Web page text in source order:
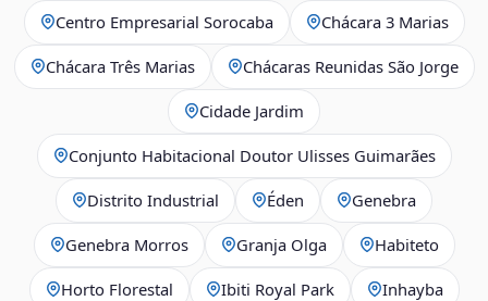
Centro Empresarial Sorocaba Chácara 3 Marias
Chácara Três Marias Chácaras Reunidas São Jorge
Cidade Jardim
Conjunto Habitacional Doutor Ulisses Guimarães
Distrito Industrial Éden Genebra
Genebra Morros Granja Olga Habiteto
Horto Florestal Ibiti Royal Park Inhayba